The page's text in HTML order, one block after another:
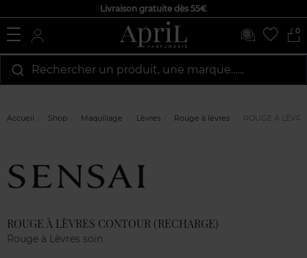
Livraison gratuite dès 55€
0
Rechercher un produit, une marque…...
Accueil Shop Maquillage Lèvres Rouge à lèvres ROUGE À
ROUGE À LÈVRES CONTOUR (RECHARGE)
Rouge à Lèvres soin